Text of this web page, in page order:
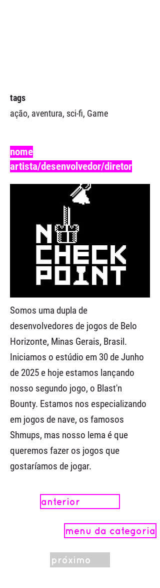
tags
ação, aventura, sci-fi, Game
nome
artista/desenvolvedor/diretor
Somos uma dupla de
desenvolvedores de jogos de Belo
Horizonte, Minas Gerais, Brasil.
Iniciamos o estúdio em 30 de Junho
de 2025 e hoje estamos lançando
nosso segundo jogo, o Blast'n
Bounty. Estamos nos especializando
em jogos de nave, os famosos
Shmups, mas nosso lema é que
queremos fazer os jogos que
gostaríamos de jogar.
anterior
menu da categoria
próximo